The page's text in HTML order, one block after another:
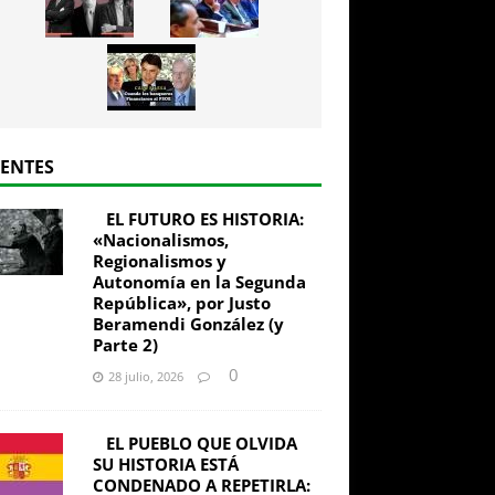
EL FUTURO ES HISTORIA:
«Nacionalismos,
Regionalismos y
Autonomía en la Segunda
República», por Justo
Beramendi González (y
Parte 2)
28 julio, 2026 0
EL PUEBLO QUE OLVIDA
SU HISTORIA ESTÁ
CONDENADO A REPETIRLA: